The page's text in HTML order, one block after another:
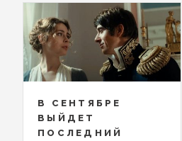
В СЕНТЯБРЕ
ВЫЙДЕТ
ПОСЛЕДНИЙ